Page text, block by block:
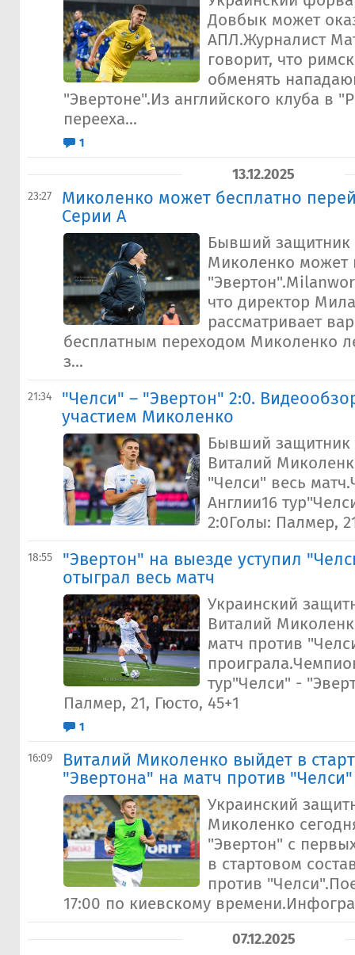
Довбык может
АПЛ.Журналист
говорит, что
обменять
"Эвертоне".Из английского клуба в
перееха...
1
13.12.2025
23:27
Миколенко может бесплатно
Серии А
Бывший
Миколенко может
что директор
рассматривает
бесплатным переходом Миколенко
з...
21:34
"Челси" – "Эвертон" 2:0.
участием Миколенко
Бывший защитник
Виталий
"Челси" весь
Англии16
2:0Голы: Палмер,
18:55
"Эвертон" на выезде уступил
отыграл весь матч
Украинский
Виталий
матч против
тур"Челси" -
Палмер, 21, Гюсто, 45+1
1
16:09
Виталий Миколенко выйдет в
"Эвертона" на матч против "Челси"
Украинский
Миколенко
"Эвертон" с
в стартовом
против
17:00 по киевскому
07.12.2025